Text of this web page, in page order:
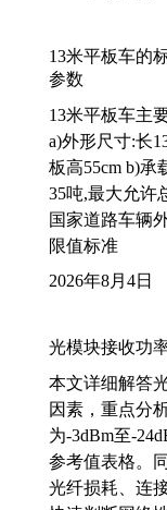
13米平板车的
参数
13米平板车主
a)外形尺寸:长
板高55cm b)承
35吨,最大允许
国家道路车辆
限值标准
2026年8月4日
光模块接收功
本文详细解答
因素，重点分
为-3dBm至-
参考值表格。
光纤损耗、连